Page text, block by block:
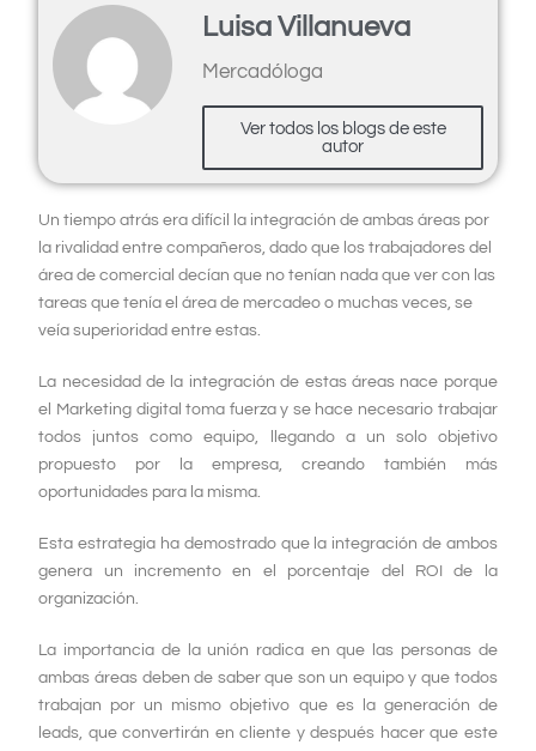
Luisa Villanueva
Mercadóloga
Ver todos los blogs de este
autor
Un tiempo atrás era difícil la integración de ambas áreas por
la rivalidad entre compañeros, dado que los trabajadores del
área de comercial decían que no tenían nada que ver con las
tareas que tenía el área de mercadeo o muchas veces, se
veía superioridad entre estas.
La necesidad de la integración de estas áreasnace porque
el Marketing digital toma fuerza y se hace necesario trabajar
todos juntos como equipo, llegando a un solo objetivo
propuesto por la empresa, creando también más
oportunidades para la misma.
Esta estrategia ha demostrado que la integración de ambos
genera un incremento en el porcentaje del ROI de la
organización.
La importancia de la unión radica en que las personas de
ambas áreas deben de saber que son un equipo y que todos
trabajan por un mismo objetivo que es la generación de
leads, que convertirán encliente y después hacer que este